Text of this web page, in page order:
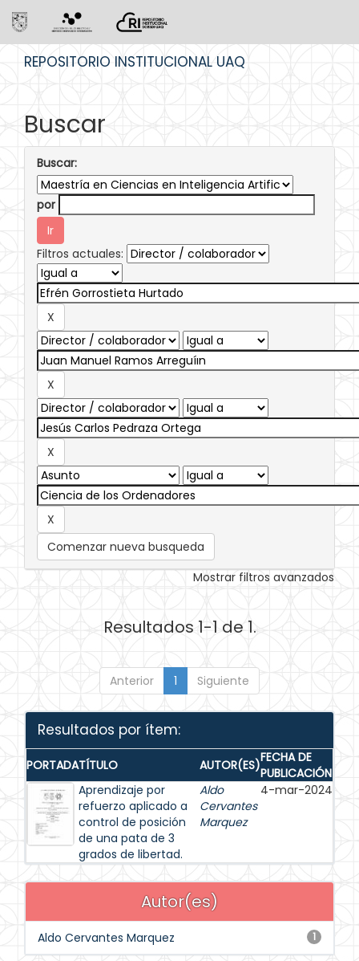
REPOSITORIO INSTITUCIONAL UAQ
Buscar
Buscar:
por
Filtros actuales:
Comenzar nueva busqueda
Mostrar filtros avanzados
Resultados 1-1 de 1.
Anterior 1 Siguiente
Resultados por ítem:
PORTADATÍTULO AUTOR(ES)FECHA DE
PUBLICACIÓN
Aprendizaje por
refuerzo aplicado a
control de posición
de una pata de 3
grados de libertad.
Aldo
Cervantes
Marquez
4-mar-2024
Autor(es)
1
Aldo Cervantes Marquez